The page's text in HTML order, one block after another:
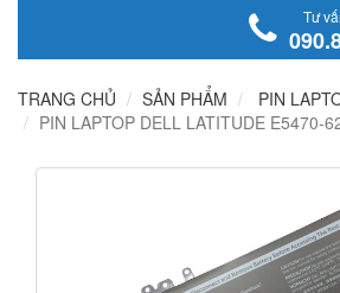
Tư
TRANG CHỦ SẢN PHẨM
PIN
PIN LAPTOP DELL LATITUDE E5470-